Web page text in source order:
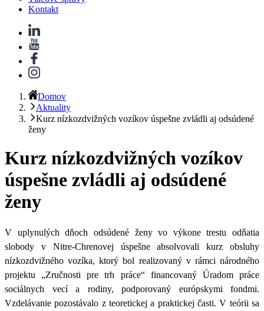
Kontakt
Domov
Aktuality
Kurz nízkozdvižných vozíkov úspešne zvládli aj odsúdené
ženy
Kurz nízkozdvižných vozíkov
úspešne zvládli aj odsúdené
ženy
V uplynulých dňoch odsúdené ženy vo výkone trestu odňatia
slobody v Nitre-Chrenovej úspešne absolvovali kurz obsluhy
nízkozdvižného vozíka, ktorý bol realizovaný v rámci národného
projektu „Zručnosti pre trh práce“ financovaný Úradom práce
sociálnych vecí a rodiny, podporovaný európskymi fondmi.
Vzdelávanie pozostávalo z teoretickej a praktickej časti. V teórii sa